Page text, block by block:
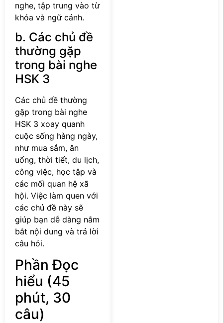
nghe, tập trung vào từ
khóa và ngữ cảnh.
b. Các chủ đề
thường gặp
trong bài nghe
HSK 3
Các chủ đề thường
gặp trong bài nghe
HSK 3 xoay quanh
cuộc sống hàng ngày,
như mua sắm, ăn
uống, thời tiết, du lịch,
công việc, học tập và
các mối quan hệ xã
hội. Việc làm quen với
các chủ đề này sẽ
giúp bạn dễ dàng nắm
bắt nội dung và trả lời
câu hỏi.
Phần Đọc
hiểu (45
phút, 30
câu)